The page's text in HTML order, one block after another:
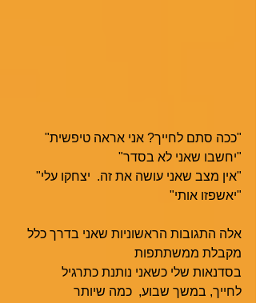
"ככה סתם לחייך? אני אראה טיפשית"
"יחשבו שאני לא בסדר"
"אין מצב שאני עושה את זה.  יצחקו עלי"
"יאשפזו אותי"
אלה התגובות הראשוניות שאני בדרך כלל
מקבלת ממשתתפות
בסדנאות שלי כשאני נותנת כתרגיל
לחייך, במשך שבוע,  כמה שיותר